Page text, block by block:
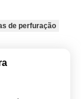
de perfuração